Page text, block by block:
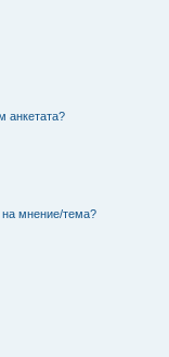
анкетата?
на мнение/тема?